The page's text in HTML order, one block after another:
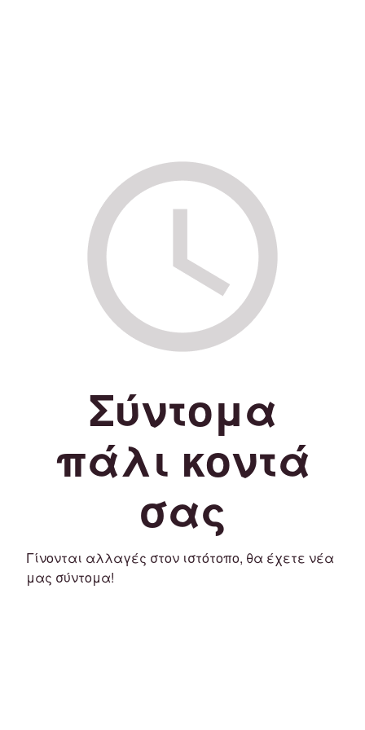
Σύντομα
πάλι κοντά
σας
Γίνονται αλλαγές στον ιστότοπο, θα έχετε νέα
μας σύντομα!